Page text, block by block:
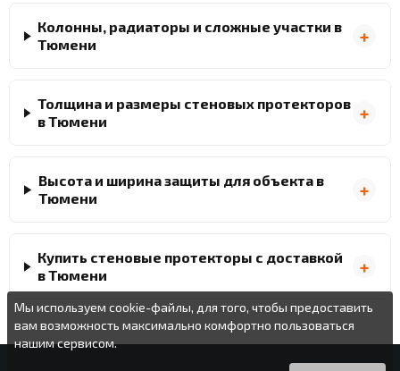
Колонны, радиаторы и сложные участки в
Тюмени
Толщина и размеры стеновых протекторов
в Тюмени
Высота и ширина защиты для объекта в
Тюмени
Купить стеновые протекторы с доставкой
в Тюмени
Мы используем cookie-файлы, для того, чтобы предоставить
вам возможность максимально комфортно пользоваться
нашим сервисом.
Вы можете подробнее прочитать о cookie-файлах в открытых
Продолжая пользоваться данным сайтом без изменения